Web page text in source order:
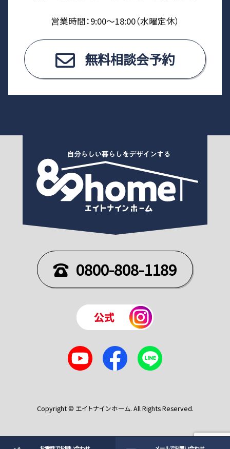
営業時間：9:00〜18:00（⽔曜定休）
無料相談会予約
0800-808-1189
Copyright © エイトナインホーム. All Rights Reserved.